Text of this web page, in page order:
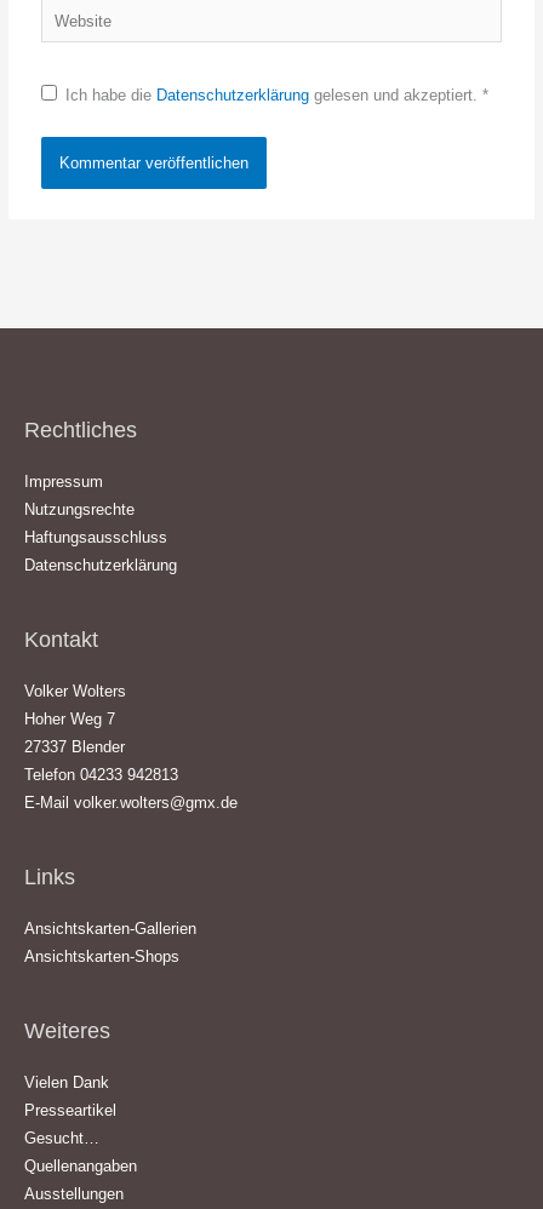
Website
Ich habe die Datenschutzerklärunggelesen und akzeptiert. *
Rechtliches
Impressum
Nutzungsrechte
Haftungsausschluss
Datenschutzerklärung
Kontakt
Volker Wolters
Hoher Weg 7
27337 Blender
Telefon 04233 942813
E-Mail volker.wolters@gmx.de
Links
Ansichtskarten-Gallerien
Ansichtskarten-Shops
Weiteres
Vielen Dank
Presseartikel
Gesucht…
Quellenangaben
Ausstellungen